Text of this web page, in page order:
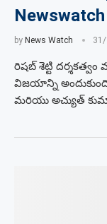
Newswatch
by News Watch
రిషబ్ శెట్టి
విజయాన్ని అందుకుంది
మరియు అచ్యుత్